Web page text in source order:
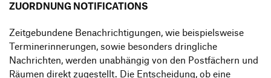
ZUORDNUNG NOTIFICATIONS
Zeitgebundene Benachrichtigungen, wie beispielsweise
Terminerinnerungen, sowie besonders dringliche
Nachrichten, werden unabhängig von den Postfächern und
Räumen direkt zugestellt. Die Entscheidung, ob eine